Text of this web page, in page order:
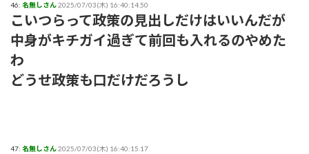
46: 名無しさん2025/07/03(木) 16:40:14.50
こいつらって政策の見出しだけはいいんだが
中身がキチガイ過ぎて前回も入れるのやめた
わ
どうせ政策も口だけだろうし
47: 名無しさん2025/07/03(木) 16:40:15.17